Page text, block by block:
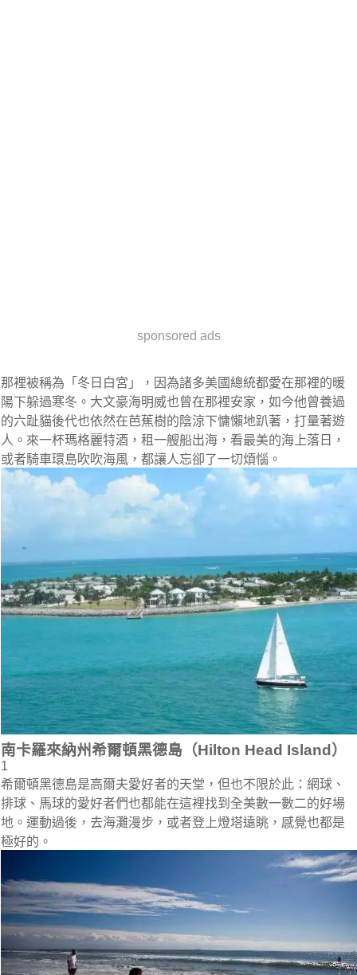
sponsored ads
那裡被稱為「冬日白宮」，因為諸多美國總統都愛在那裡的暖
陽下躲過寒冬。大文豪海明威也曾在那裡安家，如今他曾養過
的六趾貓後代也依然在芭蕉樹的陰涼下慵懶地趴著，打量著遊
人。來一杯瑪格麗特酒，租一艘船出海，看最美的海上落日，
或者騎車環島吹吹海風，都讓人忘卻了一切煩惱。
南卡羅來納州希爾頓黑德島（Hilton Head Island）
1
希爾頓黑德島是高爾夫愛好者的天堂，但也不限於此：網球、
排球、馬球的愛好者們也都能在這裡找到全美數一數二的好場
地。運動過後，去海灘漫步，或者登上燈塔遠眺，感覺也都是
極好的。